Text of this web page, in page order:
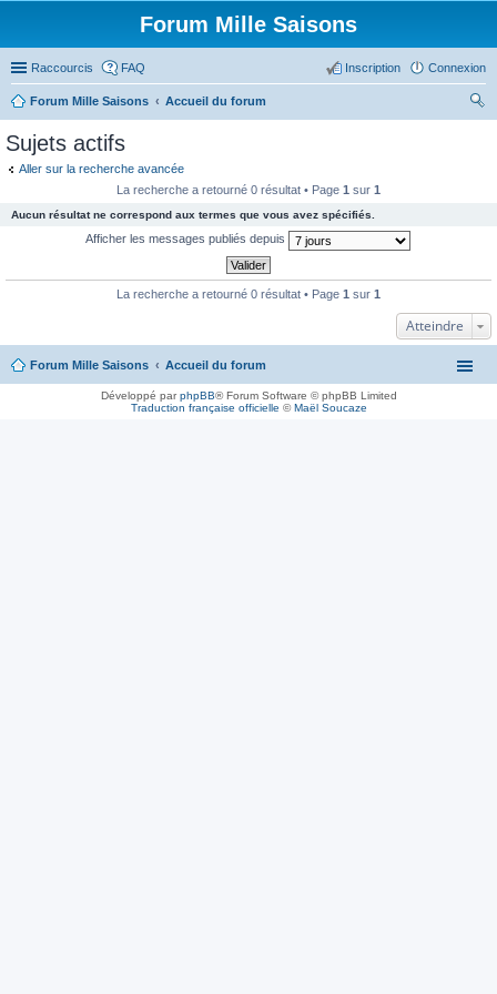
Forum Mille Saisons
Raccourcis FAQ Connexion
Inscription
Forum Mille Saisons
Accueil du forum
Sujets actifs
Aller sur la recherche avancée
La recherche a retourné 0 résultat • Page 1 sur 1
Aucun résultat ne correspond aux termes que vous avez spécifiés.
Afficher les messages publiés depuis
La recherche a retourné 0 résultat • Page 1 sur 1
Atteindre
Forum Mille Saisons Accueil du forum
Développé parphpBB® Forum Software © phpBB Limited
Traduction française officielle ©Maël Soucaze